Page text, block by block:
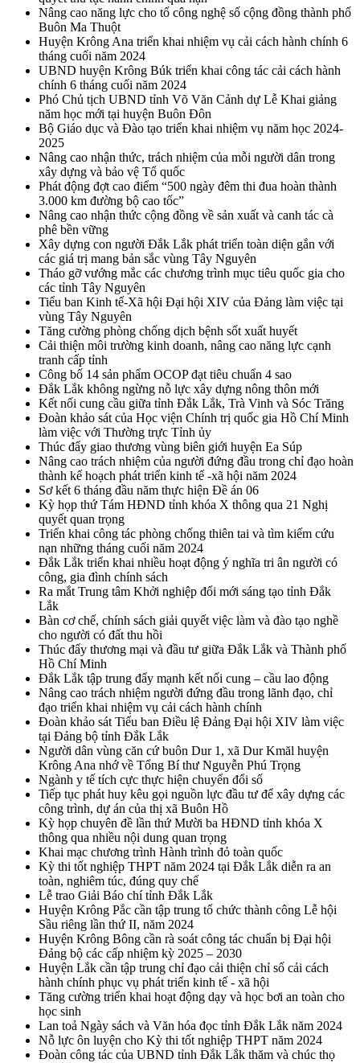
Nâng cao năng lực cho tổ công nghệ số cộng đồng thành phố
Buôn Ma Thuột
Huyện Krông Ana triển khai nhiệm vụ cải cách hành chính 6
tháng cuối năm 2024
UBND huyện Krông Búk triển khai công tác cải cách hành
chính 6 tháng cuối năm 2024
Phó Chủ tịch UBND tỉnh Võ Văn Cảnh dự Lễ Khai giảng
năm học mới tại huyện Buôn Đôn
Bộ Giáo dục và Đào tạo triển khai nhiệm vụ năm học 2024-
2025
Nâng cao nhận thức, trách nhiệm của mỗi người dân trong
xây dựng và bảo vệ Tổ quốc
Phát động đợt cao điểm “500 ngày đêm thi đua hoàn thành
3.000 km đường bộ cao tốc”
Nâng cao nhận thức cộng đồng về sản xuất và canh tác cà
phê bền vững
Xây dựng con người Đắk Lắk phát triển toàn diện gắn với
các giá trị mang bản sắc vùng Tây Nguyên
Tháo gỡ vướng mắc các chương trình mục tiêu quốc gia cho
các tỉnh Tây Nguyên
Tiểu ban Kinh tế-Xã hội Đại hội XIV của Đảng làm việc tại
vùng Tây Nguyên
Tăng cường phòng chống dịch bệnh sốt xuất huyết
Cải thiện môi trường kinh doanh, nâng cao năng lực cạnh
tranh cấp tỉnh
Công bố 14 sản phẩm OCOP đạt tiêu chuẩn 4 sao
Đắk Lắk không ngừng nỗ lực xây dựng nông thôn mới
Kết nối cung cầu giữa tỉnh Đắk Lắk, Trà Vinh và Sóc Trăng
Đoàn khảo sát của Học viện Chính trị quốc gia Hồ Chí Minh
làm việc với Thường trực Tỉnh ủy
Thúc đẩy giao thương vùng biên giới huyện Ea Súp
Nâng cao trách nhiệm của người đứng đầu trong chỉ đạo hoàn
thành kế hoạch phát triển kinh tế -xã hội năm 2024
Sơ kết 6 tháng đầu năm thực hiện Đề án 06
Kỳ họp thứ Tám HĐND tỉnh khóa X thông qua 21 Nghị
quyết quan trọng
Triển khai công tác phòng chống thiên tai và tìm kiếm cứu
nạn những tháng cuối năm 2024
Đắk Lắk triển khai nhiều hoạt động ý nghĩa tri ân người có
công, gia đình chính sách
Ra mắt Trung tâm Khởi nghiệp đổi mới sáng tạo tỉnh Đắk
Lắk
Bàn cơ chế, chính sách giải quyết việc làm và đào tạo nghề
cho người có đất thu hồi
Thúc đẩy thương mại và đầu tư giữa Đắk Lắk và Thành phố
Hồ Chí Minh
Đắk Lắk tập trung đẩy mạnh kết nối cung – cầu lao động
Nâng cao trách nhiệm người đứng đầu trong lãnh đạo, chỉ
đạo triển khai nhiệm vụ cải cách hành chính
Đoàn khảo sát Tiểu ban Điều lệ Đảng Đại hội XIV làm việc
tại Đảng bộ tỉnh Đắk Lắk
Người dân vùng căn cứ buôn Dur 1, xã Dur Kmăl huyện
Krông Ana nhớ về Tổng Bí thư Nguyễn Phú Trọng
Ngành y tế tích cực thực hiện chuyển đổi số
Tiếp tục phát huy kêu gọi nguồn lực đầu tư để xây dựng các
công trình, dự án của thị xã Buôn Hồ
Kỳ họp chuyên đề lần thứ Mười ba HĐND tỉnh khóa X
thông qua nhiều nội dung quan trọng
Khai mạc chương trình Hành trình đỏ toàn quốc
Kỳ thi tốt nghiệp THPT năm 2024 tại Đắk Lắk diễn ra an
toàn, nghiêm túc, đúng quy chế
Lễ trao Giải Báo chí tỉnh Đắk Lắk
Huyện Krông Pắc cần tập trung tổ chức thành công Lễ hội
Sầu riêng lần thứ II, năm 2024
Huyện Krông Bông cần rà soát công tác chuẩn bị Đại hội
Đảng bộ các cấp nhiệm kỳ 2025 – 2030
Huyện Lắk cần tập trung chỉ đạo cải thiện chỉ số cải cách
hành chính phục vụ phát triển kinh tế - xã hội
Tăng cường triển khai hoạt động dạy và học bơi an toàn cho
học sinh
Lan toả Ngày sách và Văn hóa đọc tỉnh Đắk Lắk năm 2024
Nỗ lực ôn luyện cho Kỳ thi tốt nghiệp THPT năm 2024
Đoàn công tác của UBND tỉnh Đắk Lắk thăm và chúc thọ